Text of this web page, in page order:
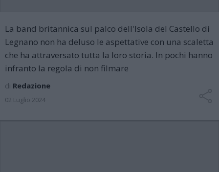
La band britannica sul palco dell'Isola del Castello di
Legnano non ha deluso le aspettative con una scaletta
che ha attraversato tutta la loro storia. In pochi hanno
infranto la regola di non filmare
di Redazione
02 Luglio 2024